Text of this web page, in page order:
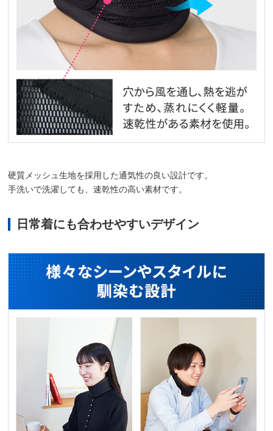
硬質メッシュ生地を採用した通気性の良い設計です。
手洗いで洗濯しても、速乾性の高い素材です。
日常着にも合わせやすいデザイン